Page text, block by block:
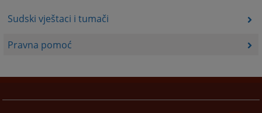
Sudski vještaci i tumači
Pravna pomoć